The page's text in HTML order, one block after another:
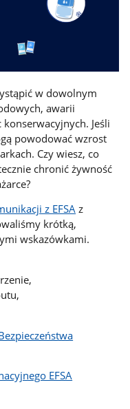
w dowolnym
awarii
Jeśli
powodować wzrost
Czy wiesz, co
chronić żywność
z EFSA z
krótką,
wskazówkami.
EFSA